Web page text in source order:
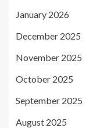
January 2026
December 2025
November 2025
October 2025
September 2025
August 2025